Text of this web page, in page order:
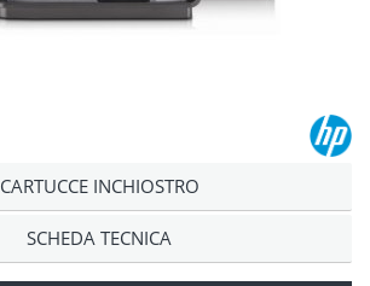
CARTUCCE INCHIOSTRO
SCHEDA TECNICA